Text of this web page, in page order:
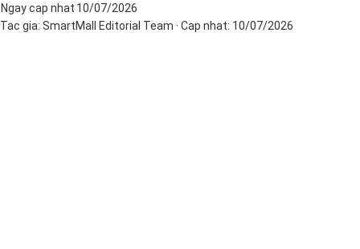
Ngay cap nhat 10/07/2026
Tac gia: SmartMall Editorial Team · Cap nhat: 10/07/2026